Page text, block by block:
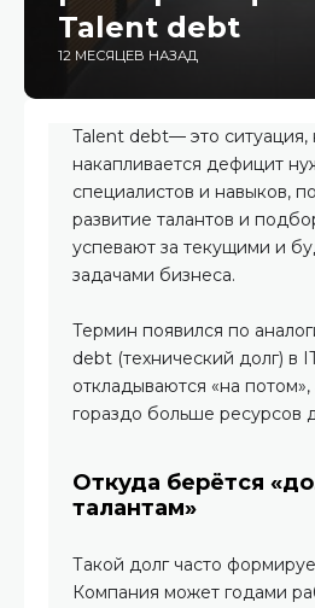
Talent debt
12 МЕСЯЦЕВ НАЗАД
Talent debt— это ситуация,
накапливается дефицит
специалистов и навыков,
развитие талантов и
успевают за текущими и
задачами бизнеса.
Термин появился по
debt (технический долг) в
откладываются «на
гораздо больше ресурсов
Откуда берётся
талантам»
Такой долг часто
Компания может годами